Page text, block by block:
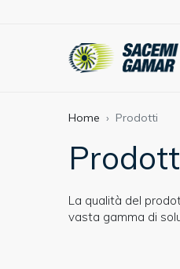
Home Prodotti
La qualità del
vasta gamma di